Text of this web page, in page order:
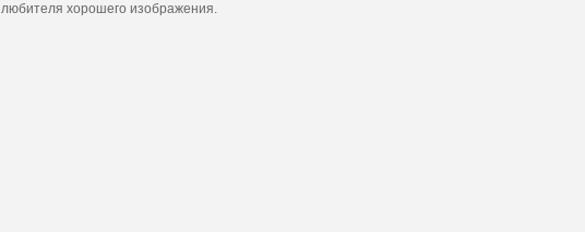
любителя хорошего изображения.